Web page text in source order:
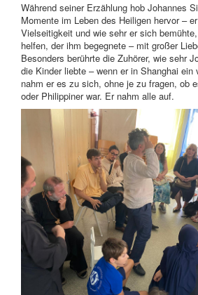
Während seiner Erzählung hob Johannes
Momente im Leben des Heiligen hervor –
Vielseitigkeit und wie sehr er sich
helfen, der ihm begegnete – mit großer
Besonders berührte die Zuhörer, wie sehr
die Kinder liebte – wenn er in Shanghai
nahm er es zu sich, ohne je zu fragen, ob
oder Philippiner war. Er nahm alle auf.